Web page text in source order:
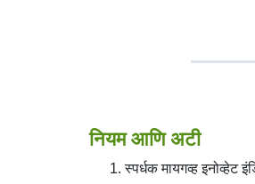
नियम आणि अटी
स्पर्धक मायगव्ह